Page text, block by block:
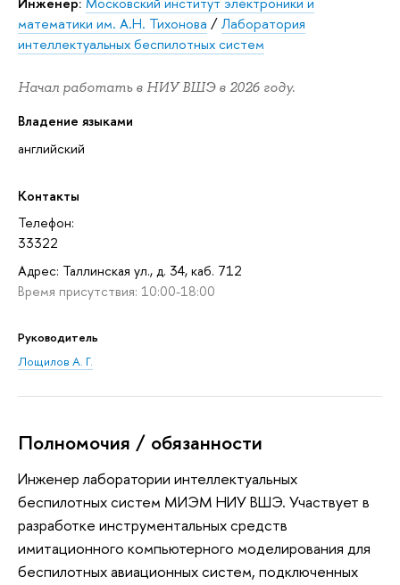
математики им. А.Н. Тихонова /Лаборатория
интеллектуальных беспилотных систем
Начал работать в НИУ ВШЭ в 2026 году.
Владение языками
английский
Контакты
Телефон:
33322
Адрес: Таллинская ул., д. 34, каб. 712
Время присутствия: 10:00-18:00
Руководитель
Лощилов А. Г.
Полномочия / обязанности
Инженер лаборатории интеллектуальных
беспилотных систем МИЭМ НИУ ВШЭ. Участвует в
разработке инструментальных средств
имитационного компьютерного моделирования для
беспилотных авиационных систем, подключенных